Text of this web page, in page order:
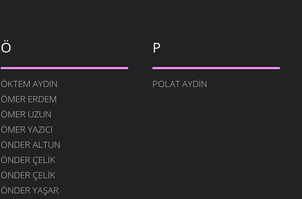
Ö
ÖKTEM AYDIN
ÖMER ERDEM
ÖMER UZUN
ÖMER YAZICI
ÖNDER ALTUN
ÖNDER ÇELIK
ÖNDER ÇELIK
ÖNDER YAŞAR
P
POLAT AYDIN